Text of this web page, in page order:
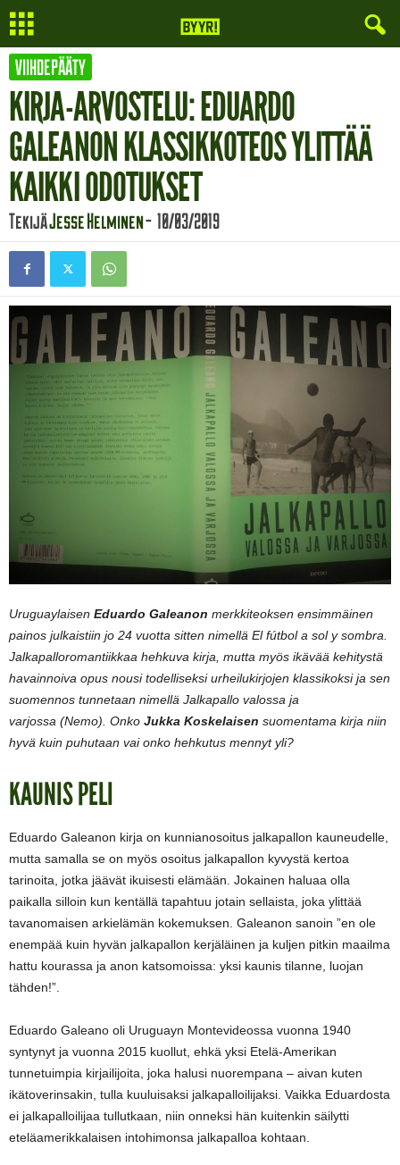
VIIHDEPÄÄTY
KIRJA-ARVOSTELU: EDUARDO
GALEANON KLASSIKKOTEOS YLITTÄÄ
KAIKKI ODOTUKSET
TekijäJesse Helminen- 10/03/2019
Uruguaylaisen Eduardo Galeanon merkkiteoksen ensimmäinen
painos julkaistiin jo 24 vuotta sitten nimellä El fútbol a sol y sombra.
Jalkapalloromantiikkaa hehkuva kirja, mutta myös ikävää kehitystä
havainnoiva opus nousi todelliseksi urheilukirjojen klassikoksi ja sen
suomennos tunnetaan nimellä Jalkapallo valossa ja
varjossa (Nemo). Onko Jukka Koskelaisen suomentama kirja niin
hyvä kuin puhutaan vai onko hehkutus mennyt yli?
KAUNIS PELI
Eduardo Galeanon kirja on kunnianosoitus jalkapallon kauneudelle,
mutta samalla se on myös osoitus jalkapallon kyvystä kertoa
tarinoita, jotka jäävät ikuisesti elämään. Jokainen haluaa olla
paikalla silloin kun kentällä tapahtuu jotain sellaista, joka ylittää
tavanomaisen arkielämän kokemuksen. Galeanon sanoin ”en ole
enempää kuin hyvän jalkapallon kerjäläinen ja kuljen pitkin maailma
hattu kourassa ja anon katsomoissa: yksi kaunis tilanne, luojan
tähden!”.
Eduardo Galeano oli Uruguayn Montevideossa vuonna 1940
syntynyt ja vuonna 2015 kuollut, ehkä yksi Etelä-Amerikan
tunnetuimpia kirjailijoita, joka halusi nuorempana – aivan kuten
ikätoverinsakin, tulla kuuluisaksi jalkapalloilijaksi. Vaikka Eduardosta
ei jalkapalloilijaa tullutkaan, niin onneksi hän kuitenkin säilytti
eteläamerikkalaisen intohimonsa jalkapalloa kohtaan.